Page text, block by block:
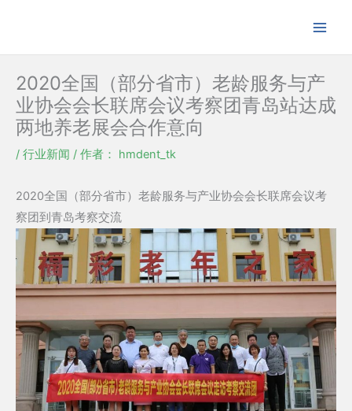
内
2020全国（部分省市）老龄服务与产
业协会会长联席会议考察团青岛站达成
两地养老展会合作意向
/ 行业新闻 / 作者： hmdent_tk
2020全国（部分省市）老龄服务与产业协会会长联席会议考
察团到青岛考察交流